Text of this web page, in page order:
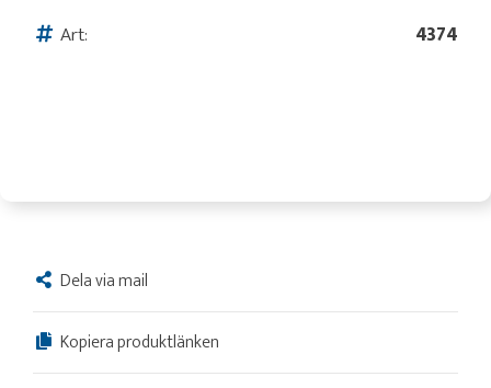
Art: 4374
Dela via mail
Kopiera produktlänken